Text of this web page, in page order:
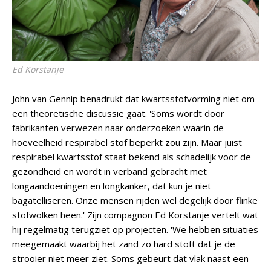
Ed Korstanje
John van Gennip benadrukt dat kwartsstofvorming niet om
een theoretische discussie gaat. 'Soms wordt door
fabrikanten verwezen naar onderzoeken waarin de
hoeveelheid respirabel stof beperkt zou zijn. Maar juist
respirabel kwartsstof staat bekend als schadelijk voor de
gezondheid en wordt in verband gebracht met
longaandoeningen en longkanker, dat kun je niet
bagatelliseren. Onze mensen rijden wel degelijk door flinke
stofwolken heen.' Zijn compagnon Ed Korstanje vertelt wat
hij regelmatig terugziet op projecten. 'We hebben situaties
meegemaakt waarbij het zand zo hard stoft dat je de
strooier niet meer ziet. Soms gebeurt dat vlak naast een